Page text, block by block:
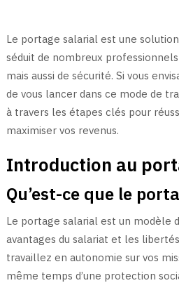
Le portage salarial est une
séduit de nombreux
mais aussi de sécurité. Si vous
de vous lancer dans ce mode de
à travers les étapes clés pour
maximiser vos revenus.
Introduction au
Qu’est-ce que le
Le portage salarial est un modèle
avantages du salariat et les
travaillez en autonomie sur vos
même temps d’une protection